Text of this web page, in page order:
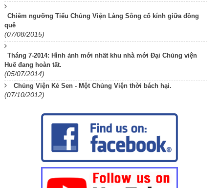
Chiêm ngưỡng Tiểu Chủng Viện Làng Sông cổ kính giữa đồng
quê
(07/08/2015)
Tháng 7-2014: Hình ảnh mới nhất khu nhà mới Đại Chủng viện
Huế đang hoàn tất.
(05/07/2014)
Chủng Viện Kẻ Sen - Một Chủng Viện thời bách hại.
(07/10/2012)